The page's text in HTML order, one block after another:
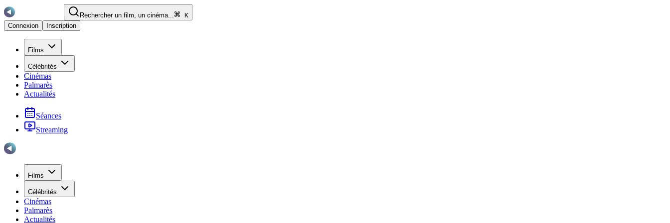
Rechercher un film, un cinéma...
K
Connexion
Inscription
Films
Célébrités
Cinémas
Palmarès
Actualités
Séances
Streaming
Films
Célébrités
Cinémas
Palmarès
Actualités